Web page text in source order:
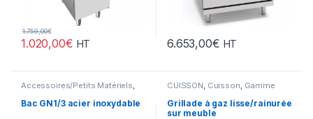
1.020,00€
1.759,00€
HT 6.653,00€ HT
Accessoires/Petits Matériels,
Boucherie/Boulangerie
CUISSON,Découpe/Petit
Matériel,Divers,Gamme Acces
Bac GN1/3 acier inoxydable
CUISSON, Cuisson, Gamme
Intermédiaire
Plaques à Snacker,Snack,
Snack/Pizza/Sucrée
Grillade à gaz lisse/rainurée
sur meuble